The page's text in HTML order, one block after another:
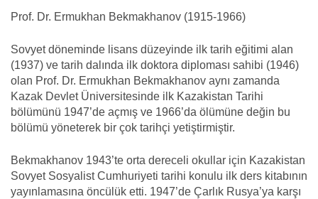
Prof. Dr. Ermukhan Bekmakhanov (1915-1966)
Sovyet döneminde lisans düzeyinde ilk tarih eğitimi alan
(1937) ve tarih dalında ilk doktora diploması sahibi (1946)
olan Prof. Dr. Ermukhan Bekmakhanov aynı zamanda
Kazak Devlet Üniversitesinde ilk Kazakistan Tarihi
bölümünü 1947’de açmış ve 1966’da ölümüne değin bu
bölümü yöneterek bir çok tarihçi yetiştirmiştir.
Bekmakhanov 1943’te orta dereceli okullar için Kazakistan
Sovyet Sosyalist Cumhuriyeti tarihi konulu ilk ders kitabının
yayınlamasına öncülük etti. 1947’de Çarlık Rusya’ya karşı